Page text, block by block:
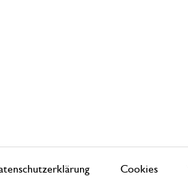
Cookies